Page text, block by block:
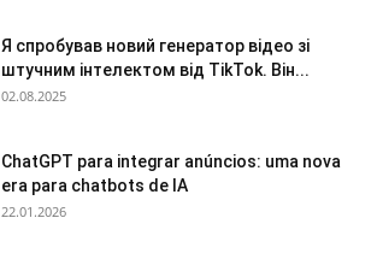
Я спробував новий генератор відео зі
штучним інтелектом від TikTok. Він...
02.08.2025
ChatGPT para integrar anúncios: uma nova
era para chatbots de IA
22.01.2026